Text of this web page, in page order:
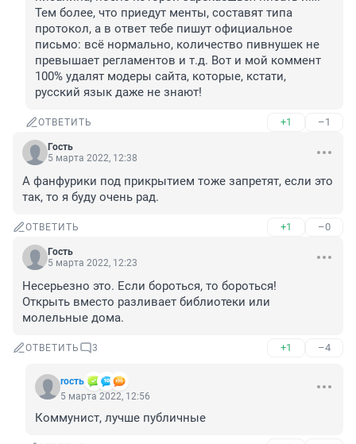
Тем более, что приедут менты, составят типа
протокол, а в ответ тебе пишут официальное
письмо: всё нормально, количество пивнушек не
превышает регламентов и т.д. Вот и мой коммент
100% удалят модеры сайта, которые, кстати,
русский язык даже не знают!
ОТВЕТИТЬ +1 –1
Гость
5 марта 2022, 12:38
А фанфурики под прикрытием тоже запретят, если это
так, то я буду очень рад.
ОТВЕТИТЬ +1 –0
Гость
5 марта 2022, 12:23
Несерьезно это. Если бороться, то бороться!
Открыть вместо разливает библиотеки или
молельные дома.
ОТВЕТИТЬ 3 +1 –4
rость
5 марта 2022, 12:56
Коммунист, лучше публичные